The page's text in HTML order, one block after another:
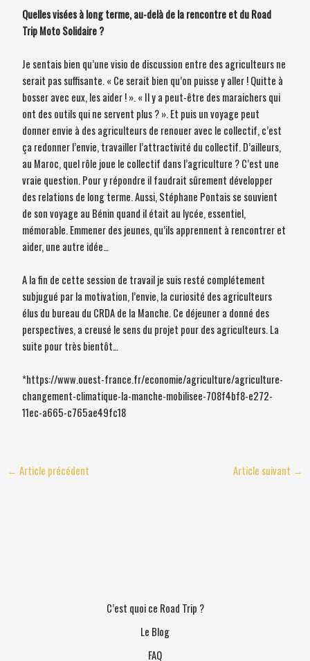
Quelles visées à long terme, au-delà de la rencontre et du Road
Trip Moto Solidaire ?
Je sentais bien qu’une visio de discussion entre des agriculteurs ne
serait pas suffisante. « Ce serait bien qu’on puisse y aller ! Quitte à
bosser avec eux, les aider ! ». « Il y a peut-être des maraichers qui
ont des outils qui ne servent plus ? ». Et puis un voyage peut
donner envie à des agriculteurs de renouer avec le collectif, c’est
ça redonner l’envie, travailler l’attractivité du collectif. D’ailleurs,
au Maroc, quel rôle joue le collectif dans l’agriculture ? C’est une
vraie question. Pour y répondre il faudrait sûrement développer
des relations de long terme. Aussi, Stéphane Pontais se souvient
de son voyage au Bénin quand il était au lycée, essentiel,
mémorable. Emmener des jeunes, qu’ils apprennent à rencontrer et
aider, une autre idée…
A la fin de cette session de travail je suis resté complétement
subjugué par la motivation, l’envie, la curiosité des agriculteurs
élus du bureau du CRDA de la Manche. Ce déjeuner a donné des
perspectives, a creusé le sens du projet pour des agriculteurs. La
suite pour très bientôt…
*https://www.ouest-france.fr/economie/agriculture/agriculture-
changement-climatique-la-manche-mobilisee-708f4bf8-e272-
11ec-a665-c765ae49fc18
← Article précédent Article suivant →
C’est quoi ce Road Trip ?
Le Blog
FAQ